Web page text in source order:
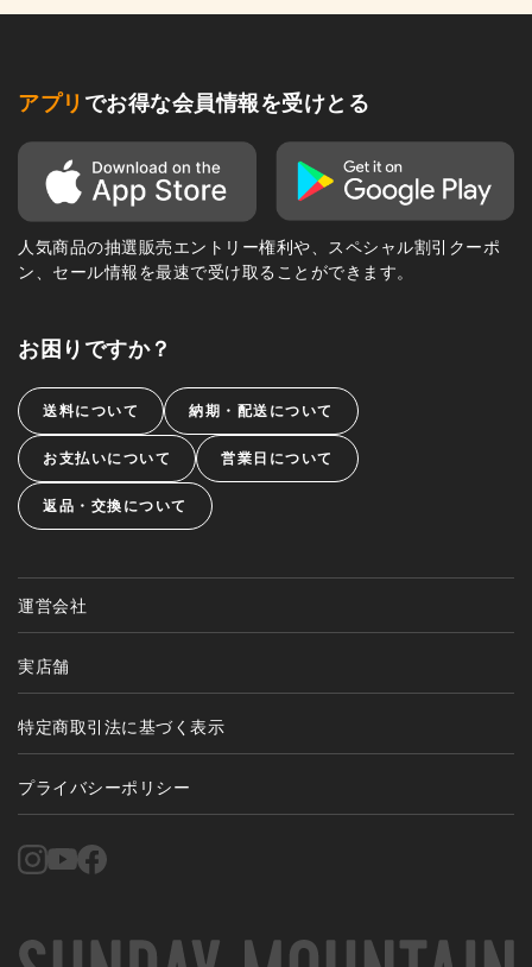
アプリ でお得な会員情報を受けとる
人気商品の抽選販売エントリー権利や、スペシャル割引クーポ
ン、セール情報を最速で受け取ることができます。
お困りですか？
送料について 納期・配送について
お支払いについて 営業日について
返品・交換について
運営会社
実店舗
特定商取引法に基づく表示
プライバシーポリシー